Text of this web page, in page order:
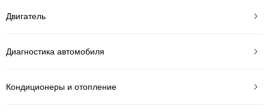
Двигатель
Диагностика автомобиля
Кондиционеры и отопление